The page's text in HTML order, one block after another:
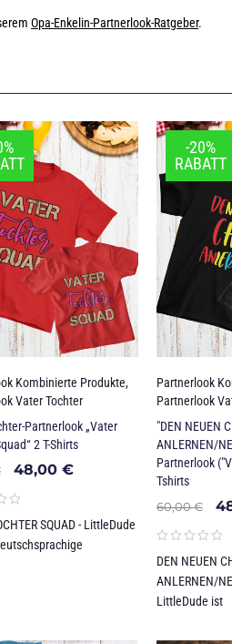
Opa-Enkelin-Partnerlook-Ratgeber.
Kombinierte Produkte,
Vater Tochter
Partnerlook „Vater
2 T-Shirts
48,00 €
SQUAD - LittleDude
-20%
RABATT
Partnerlook
Partnerlook
"DEN NEUEN
ANLERNEN/
Partnerlook
Tshirts
60,00€
DEN NEUEN
ANLERNEN/
LittleDude ist